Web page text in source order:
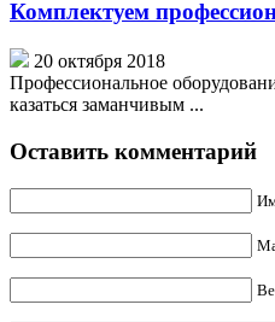
Комплектуем
20 октября 2018
Профессиональное
казаться заманчивым ...
Оставить комментарий